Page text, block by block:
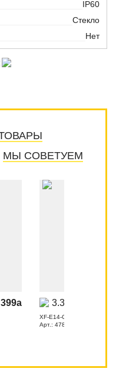
IP60
Стекло
Нет
МЫ СОВЕТУЕМ
399a 3.3 Вт
XF-E14-CCD-3.3W-3000K-
Арт.: 47871